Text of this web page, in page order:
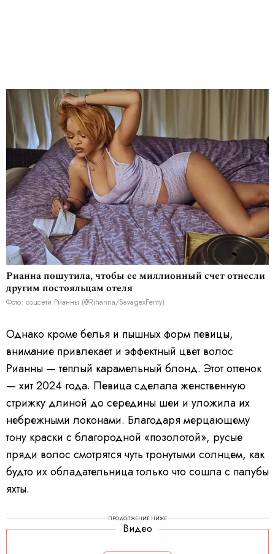
Рианна пошутила, чтобы ее миллионный счет отнесли
другим постояльцам отеля
Фото: соцсети Рианны (@Rihanna/SavagexFenty)
Однако кроме белья и пышных форм певицы,
внимание привлекает и эффектный цвет волос
Рианны — теплый карамельный блонд. Этот оттенок
— хит 2024 года. Певица сделала женственную
стрижку длиной до середины шеи и уложила их
небрежными локонами. Благодаря мерцающему
тону краски с благородной «позолотой», русые
пряди волос смотрятся чуть тронутыми солнцем, как
будто их обладательница только что сошла с палубы
яхты.
ПРОДОЛЖЕНИЕ НИЖЕ
Видео